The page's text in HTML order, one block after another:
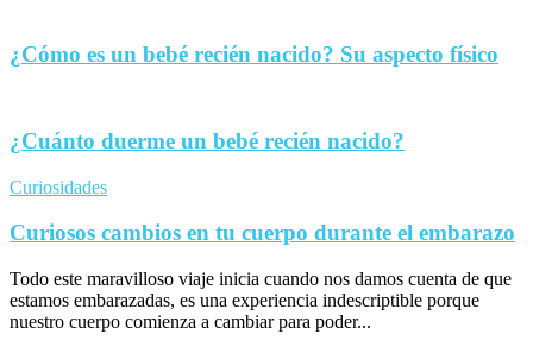
¿Cómo es un bebé recién nacido? Su aspecto físico
¿Cuánto duerme un bebé recién nacido?
Curiosidades
Curiosos cambios en tu cuerpo durante el embarazo
Todo este maravilloso viaje inicia cuando nos damos cuenta de que
estamos embarazadas, es una experiencia indescriptible porque
nuestro cuerpo comienza a cambiar para poder...